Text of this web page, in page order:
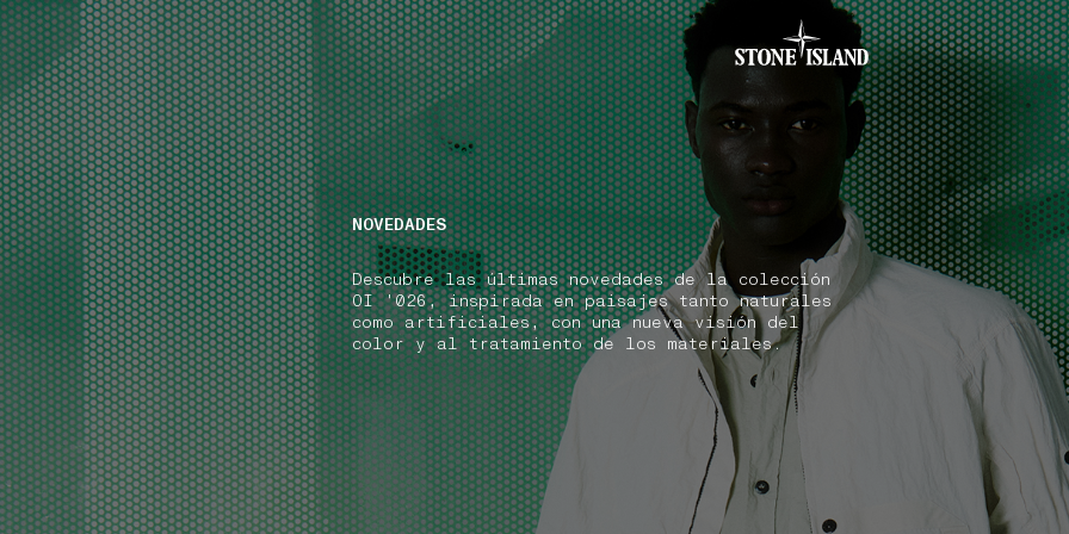
NAVIGATION.ARIA.GOTOMAINCONTENT
NAVIGATION.ARIA.GOTOFOOTER
NOVEDADES
Descubre las últimas novedades de la colección
OI '026, inspirada en paisajes tanto naturales
como artificiales, con una nueva visión del
color y al tratamiento de los materiales.